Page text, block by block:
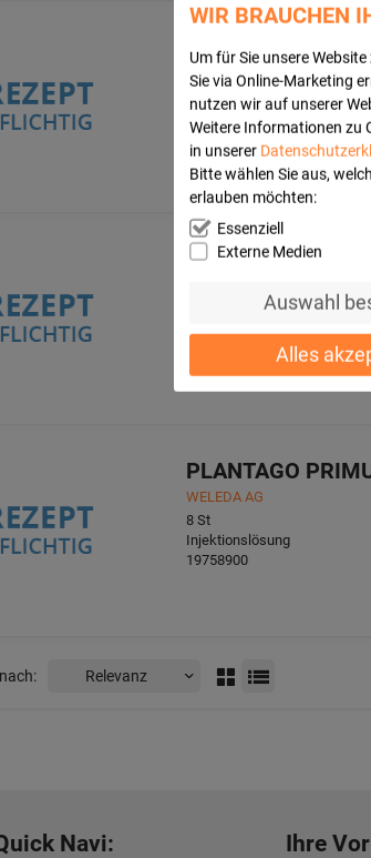
WIR BRAUCHEN
Um für Sie unsere
Sie via Online-Marketing
nutzen wir auf unserer
Weitere Informationen zu
in unserer
Bitte wählen Sie aus,
erlauben möchten:
Essenziell
Externe Medien
Auswahl
Alles
CARDIODORON
WELEDA AG
8X1 ml
Injektionslösung
01620302
CARDIODORON
01620288
PLANTAGO
WELEDA AG
8 St
Injektionslösung
19758900
Navi: Ihre